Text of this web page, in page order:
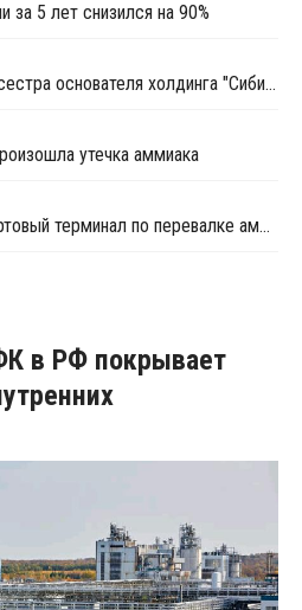
за 5 лет снизился на 90%
40% в ГК "Азот" получила сестра основателя холдинга "Сибирский деловой союз"
утечка аммиака
В Усть-Луге заработал портовый терминал по перевалке аммиака
в РФ покрывает